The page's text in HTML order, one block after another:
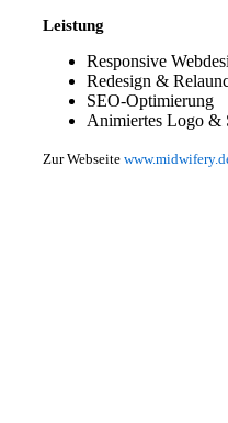
Leistung
Responsive
Redesign &
SEO-Optimierung
Animiertes Logo &
Zur Webseite